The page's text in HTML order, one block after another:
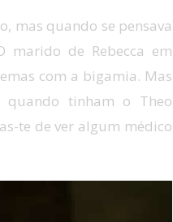
mas quando se pensava
marido de Rebecca em
com a bigamia. Mas
quando tinham o Theo
te de ver algum médico